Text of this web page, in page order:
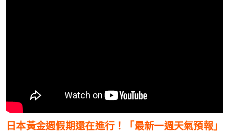
日本黃金週假期還在進行！「最新一週天氣預報」